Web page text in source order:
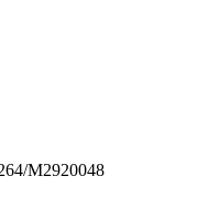
M2920048